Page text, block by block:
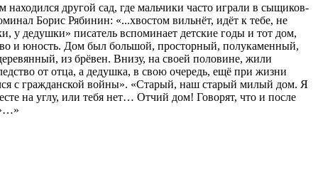
другой сад, где мальчики часто играли в сыщиков-
Борис Рябинин: «...хвостом вильнёт, идёт к тебе, не
у дедушки» писатель вспоминает детские годы и тот дом,
и юность. Дом был большой, просторный, полукаменный,
из брёвен. Внизу, на своей половине, жили
от отца, а дедушка, в свою очередь, ещё при жизни
с гражданской войны». «Старый, наш старый милый дом. Я
на углу, или тебя нет… Отчий дом! Говорят, что и после